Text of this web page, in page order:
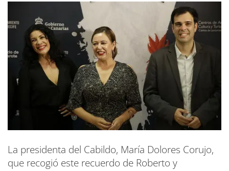
La presidenta del Cabildo, María Dolores Corujo,
que recogió este recuerdo de Roberto y